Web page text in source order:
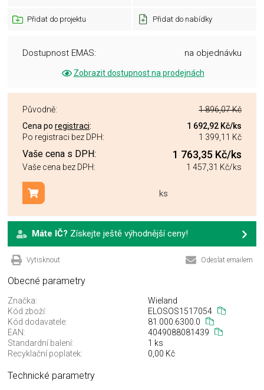
Přidat do projektu Přidat do nabídky
Dostupnost EMAS: na objednávku
Zobrazit dostupnost na prodejnách
Původně:
1 896,07 Kč
Cena po registraci: 1 692,92 Kč/ks
Po registraci bez DPH:
1 399,11 Kč
Vaše cena s DPH: 1 763,35 Kč/ks
Vaše cena bez DPH: 1 457,31 Kč/ks
ks
Přidat do košíku
Máte IČ? Získejte ještě výhodnější ceny!
Vytisknout Odeslat emailem
Obecné parametry
Značka:
Wieland
Kód zboží:
ELOSOS1517054
Kód dodavatele:
81.000.6300.0
EAN:
4049088081439
Standardní balení:
1 ks
Recyklační poplatek:
0,00 Kč
Technické parametry